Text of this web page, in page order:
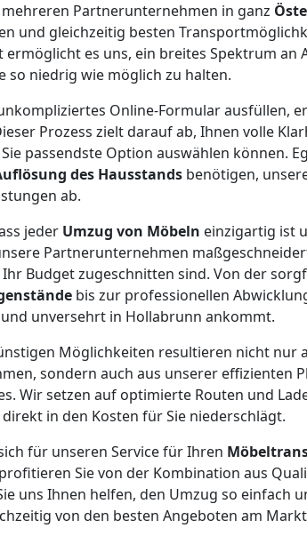
Partnerunternehmen in ganz
und gleichzeitig besten
ermöglicht es uns, ein breites Spektrum
so niedrig wie möglich zu halten.
Online-Formular ausfüllen,
Prozess zielt darauf ab, Ihnen volle
passendste Option auswählen können.
des Hausstands benötigen,
ab.
jeder Umzug von Möbeln einzigartig ist
Partnerunternehmen
Budget zugeschnitten sind. Von der
bis zur professionellen
unversehrt in Hollabrunn ankommt.
Möglichkeiten resultieren nicht nur
sondern auch aus unserer effizienten
Wir setzen auf optimierte Routen und
in den Kosten für Sie niederschlägt.
für unseren Service für Ihren
Sie von der Kombination aus
uns Ihnen helfen, den Umzug so einfach
von den besten Angeboten am